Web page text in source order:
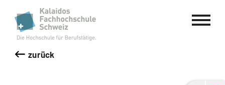
Kalaidos Fachhochschule Schweiz
zurück